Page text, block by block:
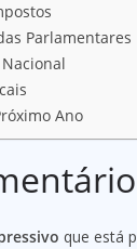
Parlamentares
Ano
que está